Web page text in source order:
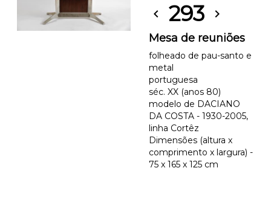
chevron_left 293 chevron_right
Mesa de reuniões
folheado de pau-santo e
metal
portuguesa
séc. XX (anos 80)
modelo de DACIANO
DA COSTA - 1930-2005,
linha Cortêz
Dimensões (altura x
comprimento x largura) -
75 x 165 x 125 cm